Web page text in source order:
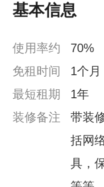
基本信息
使用率约 70%
免租时间
1个月
最短租期
1年
装修备注
带装
括网
具，